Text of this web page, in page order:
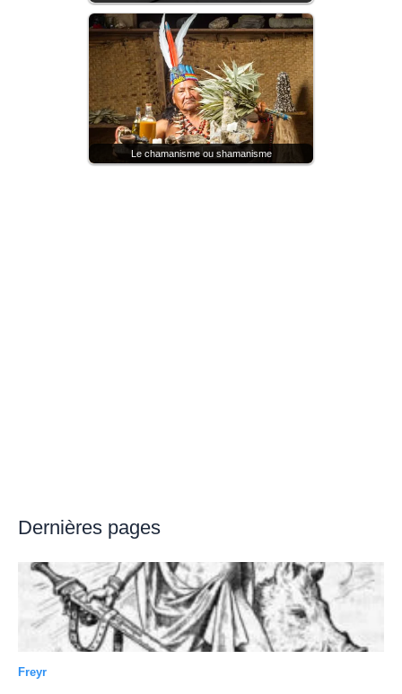
Le chamanisme ou shamanisme
Dernières pages
Freyr